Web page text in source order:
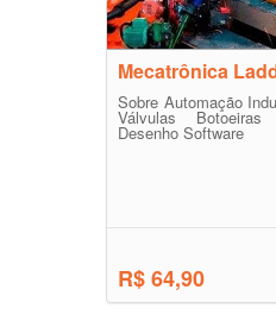
Mecatrônica
Sobre Automação
Válvulas Botoeiras
Desenho Software
R$ 64,90